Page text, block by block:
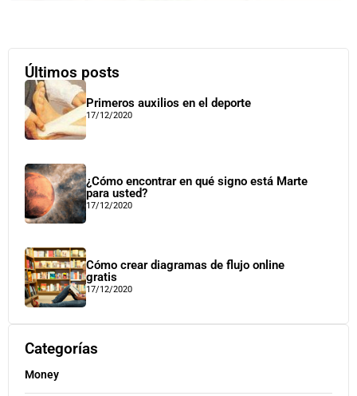
Últimos posts
Primeros auxilios en el deporte
17/12/2020
¿Cómo encontrar en qué signo está Marte
para usted?
17/12/2020
Cómo crear diagramas de flujo online
gratis
17/12/2020
Categorías
Money